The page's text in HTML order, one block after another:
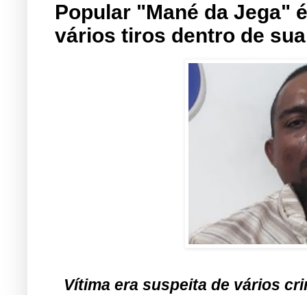
Popular "Mané da Jega"
vários tiros dentro de
Vítima era suspeita de vários